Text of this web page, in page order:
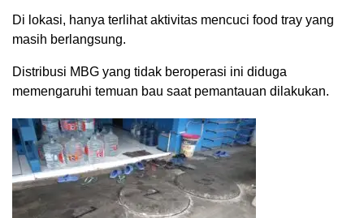
Di lokasi, hanya terlihat aktivitas mencuci food tray yang
masih berlangsung.
Distribusi MBG yang tidak beroperasi ini diduga
memengaruhi temuan bau saat pemantauan dilakukan.